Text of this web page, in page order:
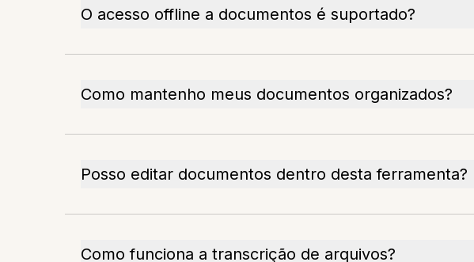
O acesso offline a documentos é suportado?
Como mantenho meus documentos organizados?
Posso editar documentos dentro desta ferramenta?
Como funciona a transcrição de arquivos?